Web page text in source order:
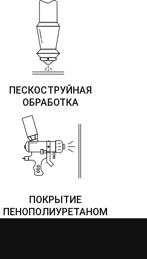
ПЕСКОСТРУЙНАЯ
ОБРАБОТКА
ПОКРЫТИЕ
ПЕНОПОЛИУРЕТАНОМ